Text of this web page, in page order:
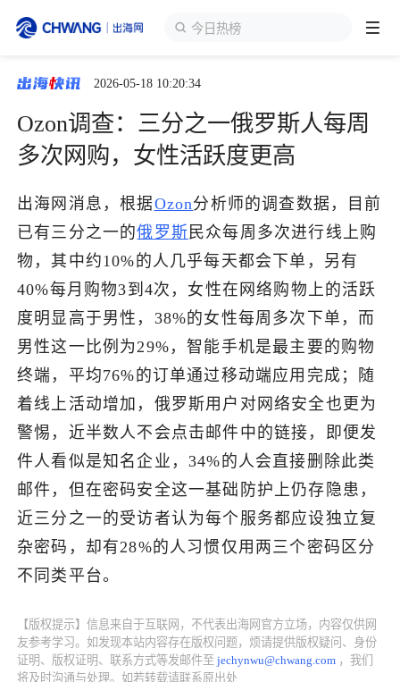
今日热榜
跨境展会
出海服务
出海资讯
跨境报告
出海导航
出海交流群
了解出海网
2026-05-18 10:20:34
Ozon调查：三分之一俄罗斯人每周
多次网购，女性活跃度更高
出海网消息，根据Ozon分析师的调查数据，目前
已有三分之一的俄罗斯 民众每周多次进行线上购
物，其中约10%的人几乎每天都会下单，另有
40%每月购物3到4次，女性在网络购物上的活跃
度明显高于男性，38%的女性每周多次下单，而
男性这一比例为29%，智能手机是最主要的购物
终端，平均76%的订单通过移动端应用完成；随
着线上活动增加，俄罗斯用户对网络安全也更为
警惕，近半数人不会点击邮件中的链接，即便发
件人看似是知名企业，34%的人会直接删除此类
邮件，但在密码安全这一基础防护上仍存隐患，
近三分之一的受访者认为每个服务都应设独立复
杂密码，却有28%的人习惯仅用两三个密码区分
不同类平台。
【版权提示】信息来自于互联网，不代表出海网官方立场，内容仅供网
友参考学习。如发现本站内容存在版权问题，烦请提供版权疑问、身份
证明、版权证明、联系方式等发邮件至jechynwu@chwang.com ，我们
将及时沟通与处理。如若转载请联系原出处